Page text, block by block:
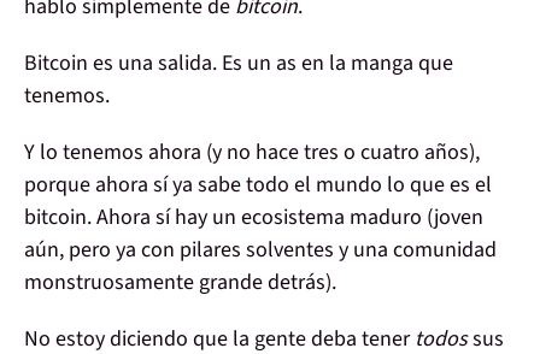
hablo simplemente de bitcoin.
Bitcoin es una salida. Es un as en la manga que
tenemos.
Y lo tenemos ahora (y no hace tres o cuatro años),
porque ahora sí ya sabetodo el mundo lo que es el
bitcoin. Ahora sí hay un ecosistema maduro (joven
aún, pero ya con pilares solventes y una comunidad
monstruosamente grande detrás).
No estoy diciendo que la gente deba tener todossus